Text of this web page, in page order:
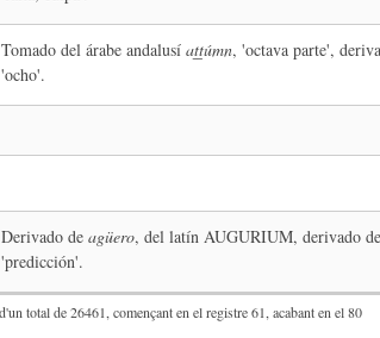
Tomado del árabe andalusí aṯṯúmn, 'octava parte',
'ocho'.
Derivado de agüero, del latín AUGURIUM, derivado
'predicción'.
total de 26461, començant en el registre 61, acabant en el 80